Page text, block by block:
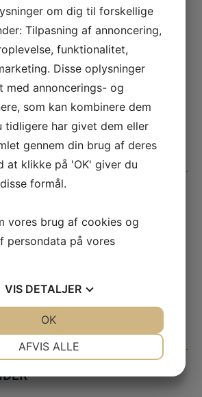
VORES FYSISKE
nogle af vores vare eller at få en snak
erfarne personale, kan du besøge
14 i Haslev.
og tryg vejledning hvad enten
værktøj eller skal have den
om dig til forskellige
Tilpasning af annoncering,
funktionalitet,
Disse oplysninger
med annoncerings- og
som kan kombinere dem
tidligere har givet dem eller
gennem din brug af deres
at klikke på 'OK' giver du
formål.
vores brug af cookies og
persondata på vores
VIS DETALJER
AFVIS ALLE
OK